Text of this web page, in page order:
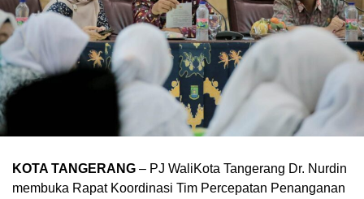
KOTA TANGERANG – PJ WaliKota Tangerang Dr. Nurdin
membuka Rapat Koordinasi Tim Percepatan Penanganan